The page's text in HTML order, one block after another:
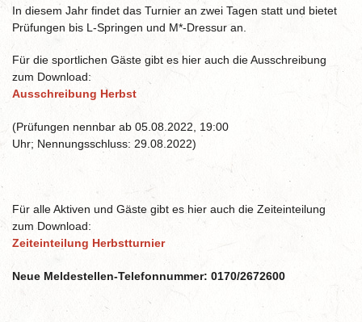
In diesem Jahr findet das Turnier an zwei Tagen statt und bietet
Prüfungen bis L-Springen und M*-Dressur an.
Für die sportlichen Gäste gibt es hier auch die Ausschreibung
zum Download:
Ausschreibung Herbst
(Prüfungen nennbar ab 05.08.2022, 19:00
Uhr; Nennungsschluss: 29.08.2022)
Für alle Aktiven und Gäste gibt es hier auch die Zeiteinteilung
zum Download:
Zeiteinteilung Herbstturnier
Neue Meldestellen-Telefonnummer: 0170/2672600